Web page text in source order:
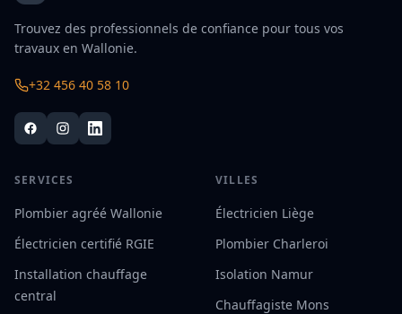
Trouvez des professionnels de confiance pour tous vos
travaux en Wallonie.
+32 456 40 58 10
SERVICES
Plombier agréé Wallonie
Électricien certifié RGIE
Installation chauffage
central
VILLES
Électricien Liège
Plombier Charleroi
Isolation Namur
Chauffagiste Mons